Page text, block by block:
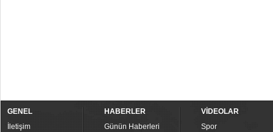
GENEL
İletişim
HABERLER
Günün Haberleri
VİDEOLAR
Spor